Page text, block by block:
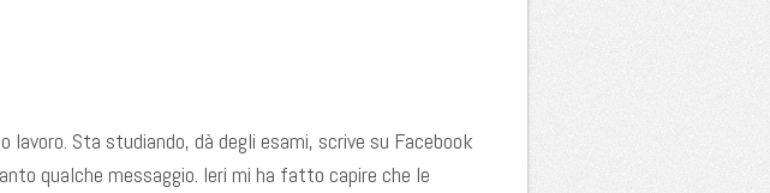
Sta studiando, dà degli esami, scrive su Facebook
qualche messaggio. Ieri mi ha fatto capire che le